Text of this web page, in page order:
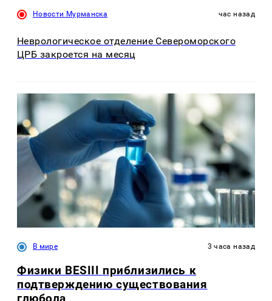
Новости Мурманска час назад
Неврологическое отделение Североморского
ЦРБ закроется на месяц
В мире 3 часа назад
Физики BESIII приблизились к
подтверждению существования
глюбола